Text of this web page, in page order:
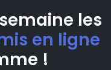
les
en ligne
!